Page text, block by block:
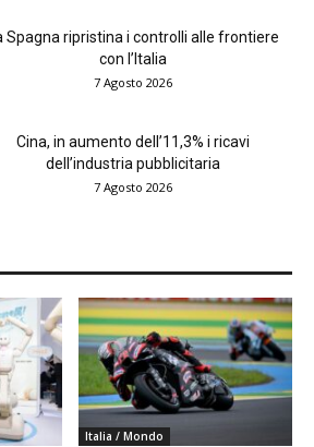
Spagna ripristina i controlli alle frontiere
con l’Italia
7 Agosto 2026
Cina, in aumento dell’11,3% i ricavi
dell’industria pubblicitaria
7 Agosto 2026
Italia / Mondo